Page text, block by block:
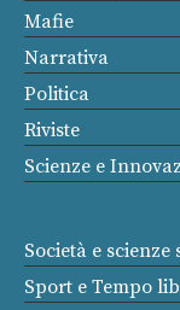
Mafie
Narrativa
Politica
Riviste
Scienze e
Società e scienze
Sport e Tempo